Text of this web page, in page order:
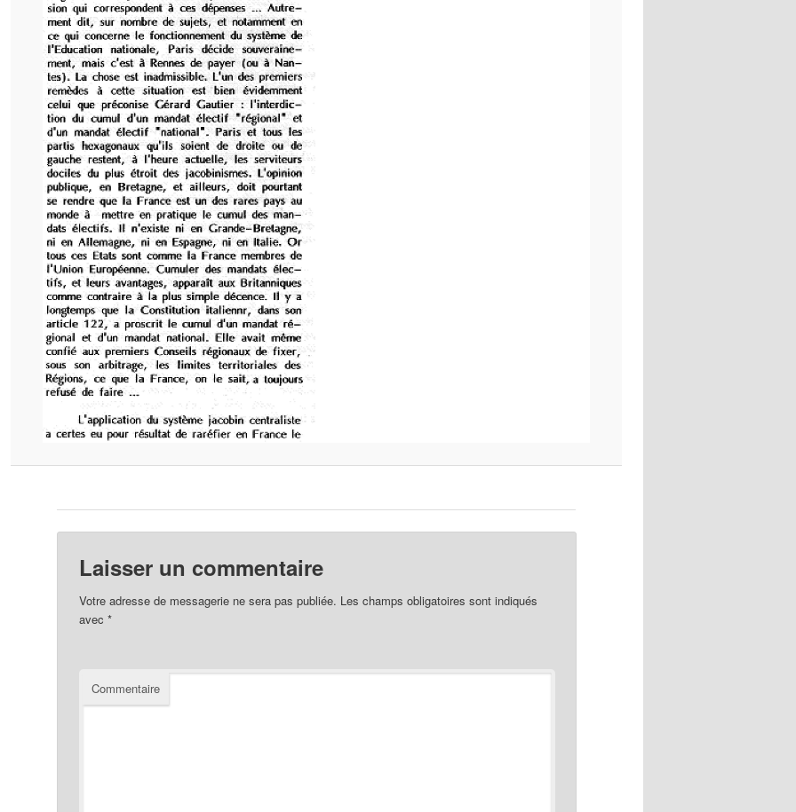
Laisser un commentaire
Votre adresse de messagerie ne sera pas publiée. Les champs obligatoires sont indiqués
avec*
Commentaire